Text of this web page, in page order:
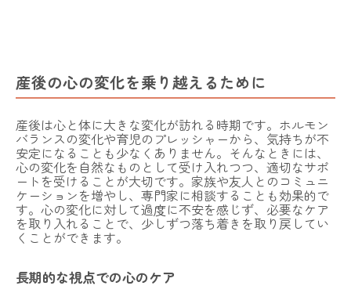
産後の心の変化を乗り越えるために
産後は心と体に大きな変化が訪れる時期です。ホルモン
バランスの変化や育児のプレッシャーから、気持ちが不
安定になることも少なくありません。そんなときには、
心の変化を自然なものとして受け入れつつ、適切なサポ
ートを受けることが大切です。家族や友人とのコミュニ
ケーションを増やし、専門家に相談することも効果的で
す。心の変化に対して過度に不安を感じず、必要なケア
を取り入れることで、少しずつ落ち着きを取り戻してい
くことができます。
長期的な視点での心のケア